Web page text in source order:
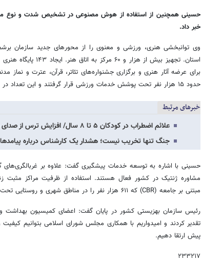
حسینی همچنین از استفاده از هوش مصنوعی در تشخیص شدت و نوع
خبر داد.
وی توانبخشی هنری، ورزشی و معنوی را از محورهای جدید سازمان
استان. تجهیز بیش از
حدود ۱۵ هزار نفر تحت پوشش خدمات ورزشی قرار گرفتند و این تعداد در سال جاری به ۳۰ هزار نفر خواهد رسید.
خبرهای مرتبط
علائم اضطراب در کودکان ۵ تا ۸ سال/ افزایش ترس از صدای بلند و تاریکی در کودکان / سن…
جنگ تنها تخریب نیست؛ هشدار یک کارشناس درباره
مشاوره ژنتیک در کشور فعال هستند. استفاده از ظرفیت مراکز مثبت
مبتنی بر جامعه (CBR) که ۶۱۱ هزار نفر را در مناطق شهری و روستایی تحت پوشش دارد در دستور کار قرار دارد.
رئیس سازمان بهزیستی کشور در پایان گفت: اعضای کمیسیون
تقدیر کردند و امیدواریم با همکاری مجلس شورای اسلامی بتوانیم
پیش ارتقا دهیم.
۲۳۳۲۱۷